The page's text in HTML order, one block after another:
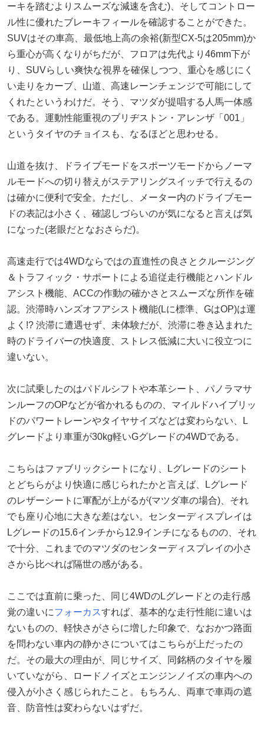
ーキを踏むよりスムーズな減速を含む)、そしてコントロー
ル性に優れたブレーキフィールを確認することができた。
SUVはその車高、最低地上高の余裕(新型CX-5は205mm)か
ら重心が高くなりがちだが、フロアは先代より46mm下が
り、SUVらしい爽快な視界を確保しつつ、重心を感じにく
い走りをカーブ、山道、高速レーンチェンジで可能にして
くれたというわけだ。そう、マツダが提唱する人馬一体感
である。運動性能重視のブリヂストン・アレンザ「001」
というタイヤのチョイスも、なるほどと思わせる。
山道を抜け、ドライブモードをスポーツモードからノーマ
ルモードへの切り替えがステアリングスイッチで行えるの
は確かに便利で安全。ただし、メーター内のドライブモー
ドの表記は小さく、確認しづらいのが気になると言えば気
になった(老眼だとなおさらだ)。
高速走行では4WDならではの直進性の良さとクルージング
＆トラフィック・サポートによる追従走行機能とハンドル
アシスト機能、ACCの作動の確かさとスムーズな所作を確
認。渋滞時ハンズオフアシスト機能(Lに標準、GはOP)は運
よく!? 渋滞に遭遇せず、未体験だが、渋滞に巻き込まれた
時のドライバーの快適度、ストレス低減に大いに役立つに
違いない。
次に試乗したのはパドルシフトや本革シート、パノラマサ
ンルーフのOPなどが省かれるものの、マイルドハイブリッ
ドのパワートレーンやタイヤサイズなどは変わらない、L
グレードより車重が30kg軽いGグレードの4WDである。
こちらはファブリックシートになり、Lグレードのシート
とどちらがより快適に感じられたかと言えば、Lグレード
のレザーシートに軍配が上がるが(マツダ車の場合)、それ
でも座り心地に大きな差はない。センターディスプレイは
Lグレードの15.6インチから12.9インチになるものの、それ
で十分、これまでのマツダのセンターディスプレイの小さ
さから比べれば隔世の感がある。
ここでは直前に乗った、同じ4WDのLグレードとの走行感
覚の違いにフォーカスすれば、基本的な走行性能に違いは
ないものの、軽快さがさらに増した印象で、なおかつ路面
を問わない車内の静かさについてはこちらが上だったの
だ。その最大の理由が、同じサイズ、同銘柄のタイヤを履
いていながら、ロードノイズとエンジンノイズの車内への
侵入が小さく感じられたこと。もちろん、両車で車両の遮
音、防音性は変わらないはずだ。